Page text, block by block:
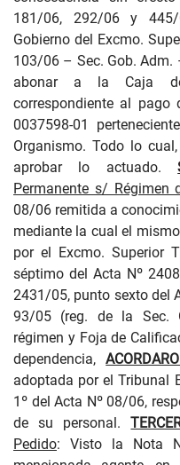
181/06, 292/06 y 445/
Gobierno del Excmo.
103/06 – Sec. Gob. Adm.
abonar a la Caja
correspondiente al pago
0037598-01
Organismo. Todo lo cual,
aprobar lo actuado.
Permanente s/ Régimen
08/06 remitida a
mediante la cual el
por el Excmo. Superior
séptimo del Acta Nº
2431/05, punto sexto del
93/05 (reg. de la Sec.
régimen y Foja de
dependencia,
adoptada por el Tribunal
1º del Acta Nº 08/06,
de su personal.
Pedido: Visto la Nota